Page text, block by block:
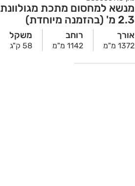
מנשא למחסום מתכת מגולוונת
2.3 מ' (בהזמנה מיוחדת)
אורך
1372 מ"מ
רוחב
1142 מ"מ
משקל
58 ק"ג